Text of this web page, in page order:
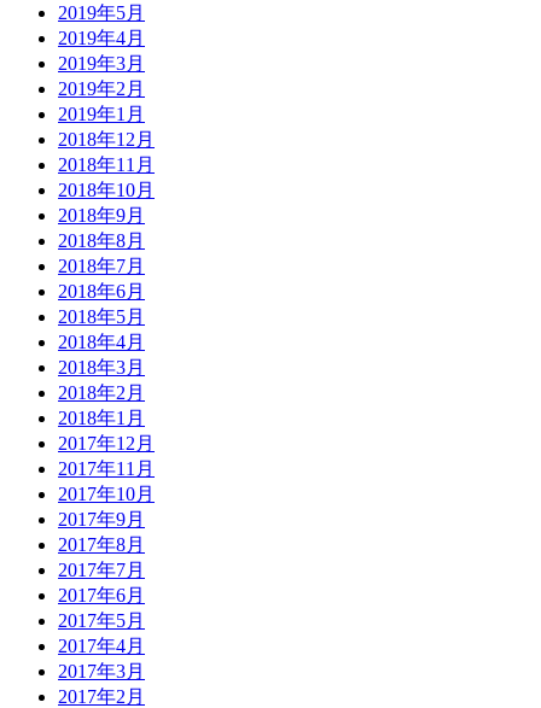
2019年5月
2019年4月
2019年3月
2019年2月
2019年1月
2018年12月
2018年11月
2018年10月
2018年9月
2018年8月
2018年7月
2018年6月
2018年5月
2018年4月
2018年3月
2018年2月
2018年1月
2017年12月
2017年11月
2017年10月
2017年9月
2017年8月
2017年7月
2017年6月
2017年5月
2017年4月
2017年3月
2017年2月